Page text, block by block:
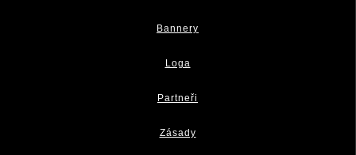
Bannery
Loga
Partneři
Zásady